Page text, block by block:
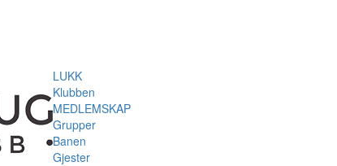
LUKK
Klubben
MEDLEMSKAP
Grupper
Banen
Gjester